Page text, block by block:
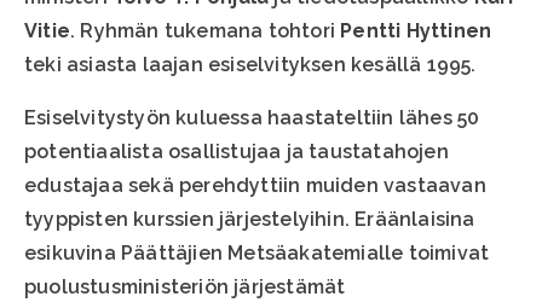
Vitie. Ryhmän tukemana tohtori Pentti Hyttinen
teki asiasta laajan esiselvityksen kesällä 1995.
Esiselvitystyön kuluessa haastateltiin lähes 50
potentiaalista osallistujaa ja taustatahojen
edustajaa sekä perehdyttiin muiden vastaavan
tyyppisten kurssien järjestelyihin. Eräänlaisina
esikuvina Päättäjien Metsäakatemialle toimivat
puolustusministeriön järjestämät